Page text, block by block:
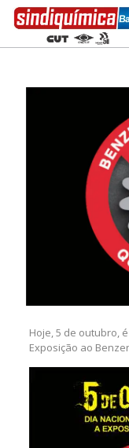
Hoje, 5 de outubro,
Exposição ao